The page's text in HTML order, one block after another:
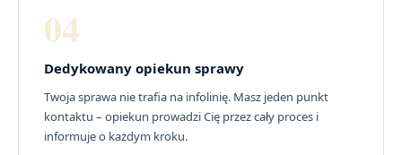
04
Dedykowany opiekun sprawy
Twoja sprawa nie trafia na infolinię. Masz jeden punkt
kontaktu – opiekun prowadzi Cię przez cały proces i
informuje o każdym kroku.